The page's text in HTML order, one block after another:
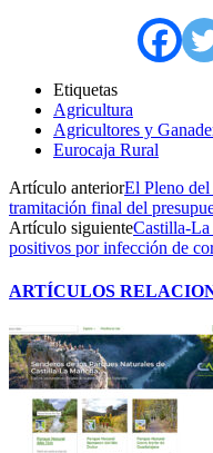
Etiquetas
Agricultura
Agricultores y
Eurocaja Rural
Artículo anteriorEl Pleno del
tramitación final del
Artículo siguienteCastilla-La
positivos por infección de
ARTÍCULOS